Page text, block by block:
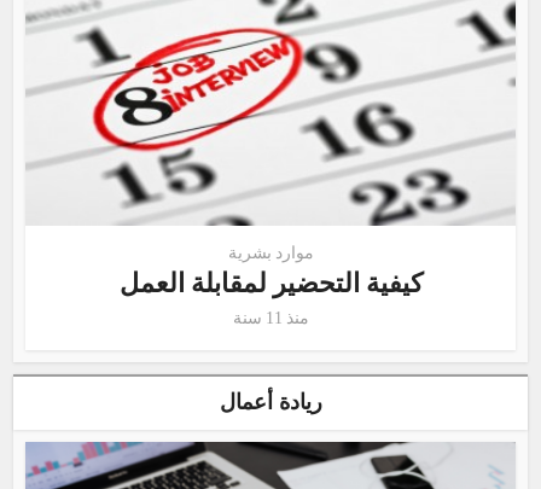
موارد بشرية
كيفية التحضير لمقابلة العمل
منذ 11 سنة
ريادة أعمال